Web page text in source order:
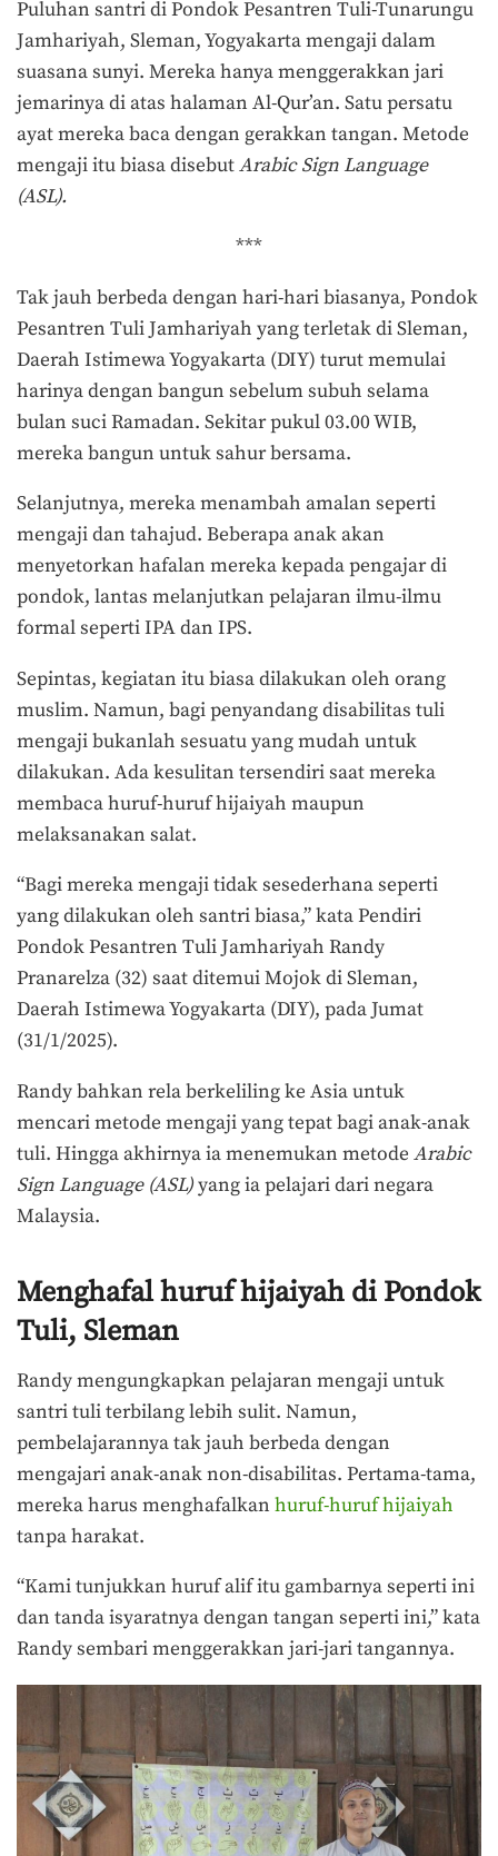
Puluhan santri di Pondok Pesantren Tuli-Tunarungu
Jamhariyah, Sleman, Yogyakarta mengaji dalam
suasana sunyi. Mereka hanya menggerakkan jari
jemarinya di atas halaman Al-Qur’an. Satu persatu
ayat mereka baca dengan gerakkan tangan. Metode
mengaji itu biasa disebutArabic Sign Language
(ASL).
***
Tak jauh berbeda dengan hari-hari biasanya, Pondok
Pesantren Tuli Jamhariyah yang terletak di Sleman,
Daerah Istimewa Yogyakarta (DIY) turut memulai
harinya dengan bangun sebelum subuh selama
bulan suci Ramadan. Sekitar pukul 03.00 WIB,
mereka bangun untuk sahur bersama.
Selanjutnya, mereka menambah amalan seperti
mengaji dan tahajud. Beberapa anak akan
menyetorkan hafalan mereka kepada pengajar di
pondok, lantas melanjutkan pelajaran ilmu-ilmu
formal seperti IPA dan IPS.
Sepintas, kegiatan itu biasa dilakukan oleh orang
muslim. Namun, bagi penyandang disabilitas tuli
mengaji bukanlah sesuatu yang mudah untuk
dilakukan. Ada kesulitan tersendiri saat mereka
membaca huruf-huruf hijaiyah maupun
melaksanakan salat.
“Bagi mereka mengaji tidak sesederhana seperti
yang dilakukan oleh santri biasa,” kata Pendiri
Pondok Pesantren Tuli Jamhariyah Randy
Pranarelza (32) saat ditemui Mojok di Sleman,
Daerah Istimewa Yogyakarta (DIY), pada Jumat
(31/1/2025).
Randy bahkan rela berkeliling ke Asia untuk
mencari metode mengaji yang tepat bagi anak-anak
tuli. Hingga akhirnya ia menemukan metode Arabic
Sign Language (ASL)yang ia pelajari dari negara
Malaysia.
Menghafal huruf hijaiyah di Pondok
Tuli, Sleman
Randy mengungkapkan pelajaran mengaji untuk
santri tuli terbilang lebih sulit. Namun,
pembelajarannya tak jauh berbeda dengan
mengajari anak-anak non-disabilitas. Pertama-tama,
mereka harus menghafalkan huruf-huruf hijaiyah
tanpa harakat.
“Kami tunjukkan huruf alif itu gambarnya seperti ini
dan tanda isyaratnya dengan tangan seperti ini,” kata
Randy sembari menggerakkan jari-jari tangannya.